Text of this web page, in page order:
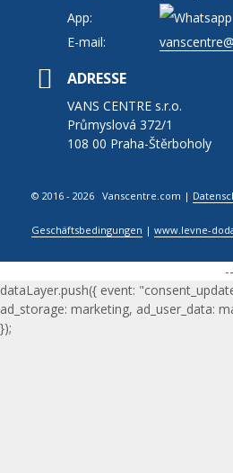
App:
E-mail:
ADRESSE
VANS CENTRE s.r.o.
Průmyslová 372/1
108 00 Praha-Štěrboholy
© 2016 - 2026 Vanscentre.com |
Geschäftsbedingungen |www.levne-
dataLayer.push({ event:
ad_storage: marketing, ad_user_data:
});